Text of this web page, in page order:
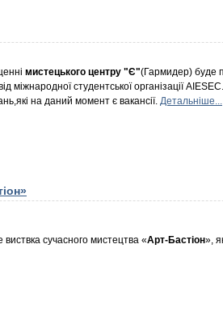
мистецького центру "Є"(Гармидер) буде
від міжнародної студентської організації
на даний момент є вакансії. Детальніше...
виствка сучасного мистецтва «Арт-Бастіон»,